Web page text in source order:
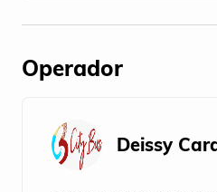
Operador
Deissy